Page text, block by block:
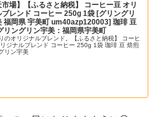
市場】【ふるさと納税】 コーヒー豆 オリ
ブレンド コーヒー 250g 1袋 [グリングリ
福岡県 宇美町 um40azp120003] 珈琲 豆
リングリン宇美：福岡県宇美町
のオリジナルブレンド。【ふるさと納税】 コーヒ
ジナルブレンド コーヒー 250g 1袋 珈琲 豆 焙煎
リン宇美